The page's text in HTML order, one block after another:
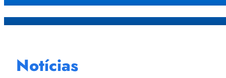
Notícias